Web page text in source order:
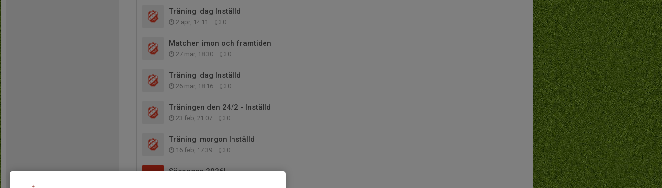
Träning idag Inställd
2 apr, 14:11 0
Matchen imon och framtiden
27 mar, 18:30 0
Träning idag Inställd
26 mar, 18:16 0
Träningen den 24/2 - Inställd
23 feb, 21:07 0
Träning imorgon Inställd
16 feb, 17:39 0
Säsongen 2026!